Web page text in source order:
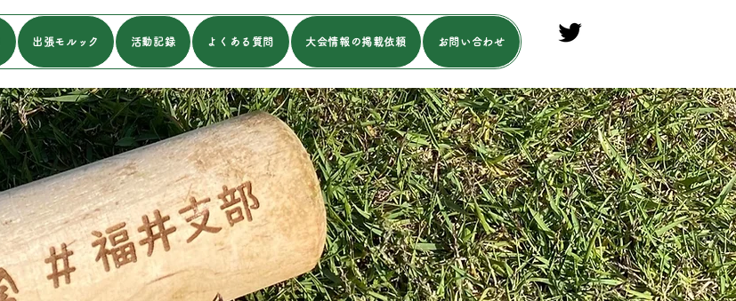
出張モルック 活動記録 よくある質問 大会情報の掲載依頼 お問い合わせ